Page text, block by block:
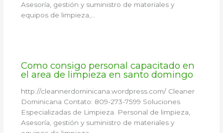
Asesoría, gestión y suministro de materiales y
equipos de limpieza,…
Como consigo personal capacitado en
el area de limpieza en santo domingo
http://cleannerdominicana.wordpress.com/ Cleaner
Dominicana Contato: 809-273-7599 Soluciones
Especializadas de Limpieza. Personal de limpieza,
Asesoría, gestión y suministro de materiales y